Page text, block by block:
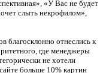
«У Вас не будет
слыть некрофилом»,
благосклонно отнеслись к
где менеджеры
не хотели
больше 10% картин